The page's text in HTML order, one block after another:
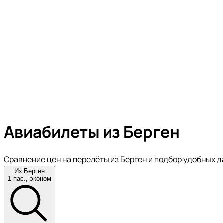
Авиабилеты из Берген
Сравнение цен на перелёты из Берген и подбор удобных
Из Берген
1 пас., эконом